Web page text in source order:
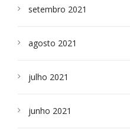
setembro 2021
agosto 2021
julho 2021
junho 2021